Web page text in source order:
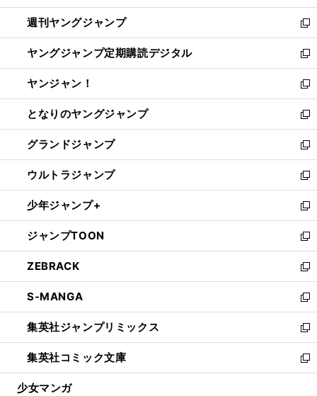
開
く
ウ
で
開
く
ン
ド
ウ
で
開
く
ウ
ィ
ン
ド
ウ
で
開
く
週刊ヤングジャンプ
新
し
い
ウ
ィ
ン
ド
ウ
で
開
く
ヤングジャンプ定期購読デジタル
新
し
い
ウ
ィ
ン
ド
ウ
で
開
く
ヤンジャン！
新
し
い
ウ
ィ
ン
ド
ウ
で
開
く
となりのヤングジャンプ
新
し
い
ウ
ィ
ン
ド
ウ
で
開
く
グランドジャンプ
新
し
い
ウ
ィ
ン
ド
ウ
で
開
く
ウルトラジャンプ
新
し
い
ウ
ィ
ン
ド
ウ
で
開
く
少年ジャンプ+
新
し
い
ウ
ィ
ン
ド
ウ
で
開
く
ジャンプTOON
新
し
い
ウ
ィ
ン
ド
ウ
で
開
ZEBRACK
新
し
い
ウ
ィ
ン
ド
ウ
S-MANGA
新
し
い
ウ
ィ
ン
集英社ジャンプリミックス
新
し
い
ウ
集英社コミック文庫
新
し
少女マンガ